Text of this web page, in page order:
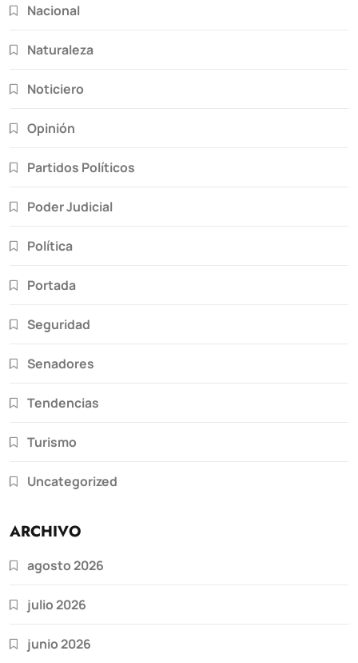
Nacional
Naturaleza
Noticiero
Opinión
Partidos Políticos
Poder Judicial
Política
Portada
Seguridad
Senadores
Tendencias
Turismo
Uncategorized
ARCHIVO
agosto 2026
julio 2026
junio 2026